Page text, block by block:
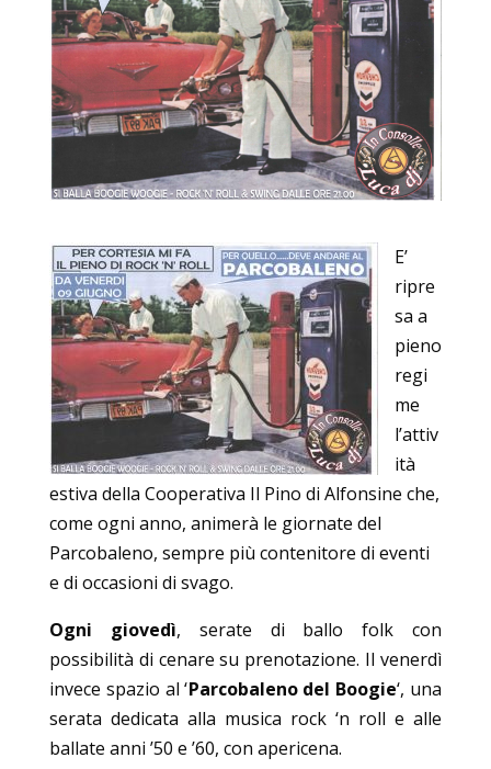
E’
ripre
sa a
pieno
regi
me
l’attiv
ità
estiva della Cooperativa Il Pino di Alfonsine che,
come ogni anno, animerà le giornate del
Parcobaleno, sempre più contenitore di eventi
e di occasioni di svago.
Ogni giovedì, serate di ballo folk con
possibilità di cenare su prenotazione. Il venerdì
invece spazio al ‘Parcobaleno del Boogie‘, una
serata dedicata alla musica rock ‘n roll e alle
ballate anni ’50 e ’60, con apericena.